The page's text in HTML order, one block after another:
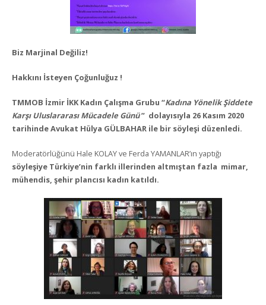
Biz Marjinal Değiliz!
Hakkını İsteyen Çoğunluğuz !
TMMOB İzmir İKK Kadın Çalışma Grubu “Kadına Yönelik Şiddete
Karşı Uluslararası Mücadele Günü” dolayısıyla 26 Kasım 2020
tarihinde Avukat Hülya GÜLBAHAR ile bir söyleşi düzenledi.
Moderatörlüğünü Hale KOLAY ve Ferda YAMANLAR’ın yaptığı
söyleşiye Türkiye’nin farklı illerinden altmıştan fazla mimar,
mühendis, şehir plancısı kadın katıldı.